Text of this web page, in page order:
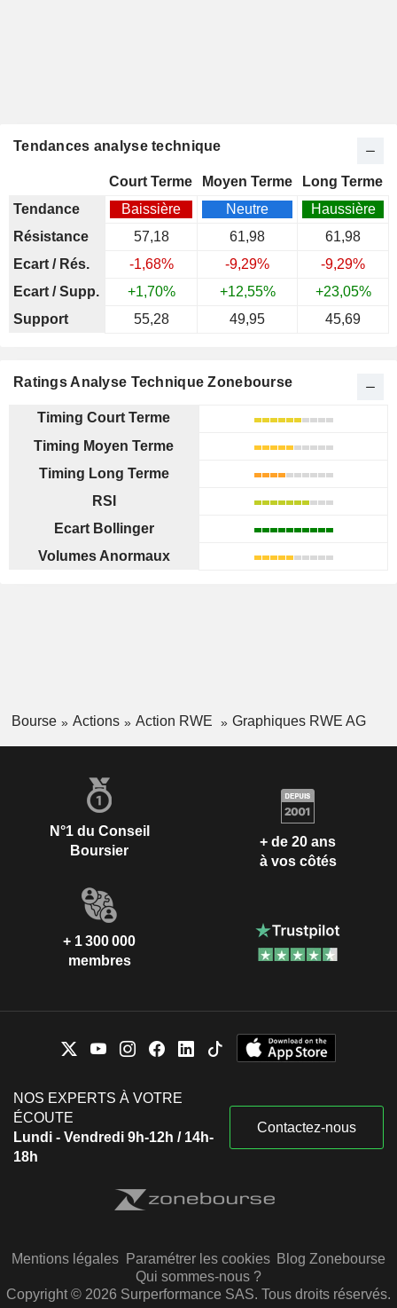
Tendances analyse technique
Court Terme Moyen Terme
Long Terme
Tendance
Baissière Neutre
Haussière
Résistance
57,18 61,98
61,98
Ecart / Rés.
-1,68% -9,29%
-9,29%
Ecart / Supp.
+1,70% +12,55%
+23,05%
Support
55,28 49,95 45,69
Ratings Analyse Technique Zonebourse
Timing Court Terme
Timing Moyen Terme
Timing Long Terme
RSI
Ecart Bollinger
Volumes Anormaux
Bourse Actions Action RWE Graphiques RWE AG
N°1 du Conseil
Boursier
+ de 20 ans
à vos côtés
+ 1 300 000
membres
NOS EXPERTS À VOTRE
ÉCOUTE
Lundi - Vendredi 9h-12h / 14h-
18h
Contactez-nous
Mentions légales Paramétrer les cookies Blog Zonebourse
Qui sommes-nous ?
Copyright © 2026 Surperformance SAS. Tous droits réservés.